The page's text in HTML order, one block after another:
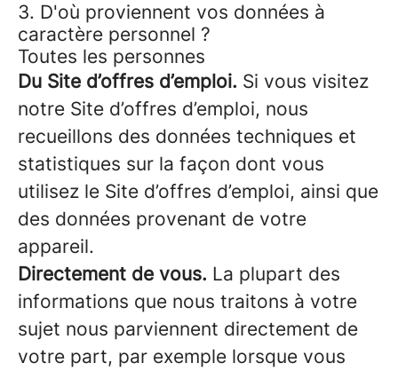
3. D'où proviennent vos données à
caractère personnel ?
Toutes les personnes
Du Site d’offres d’emploi. Si vous visitez
notre Site d’offres d’emploi, nous
recueillons des données techniques et
statistiques sur la façon dont vous
utilisez le Site d’offres d’emploi, ainsi que
des données provenant de votre
appareil.
Directement de vous. La plupart des
informations que nous traitons à votre
sujet nous parviennent directement de
votre part, par exemple lorsque vous